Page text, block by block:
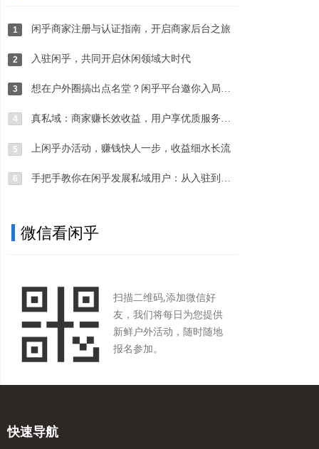
闲乎商家注册与认证指南，开启商家后台之旅
入驻闲乎，共同开启休闲领域大时代
想在户外圈搞出点名堂？闲乎平台邀你入局，早来早吃香
真私域：商家赚长效收益，用户享优质服务！闲乎如何实现双向共赢？
上闲乎办活动，赚钱快人一步，收益细水长流
手把手教你在闲乎发展私域用户：从入驻到用户管理的完整操作流程
1
3
2
4
5
6
微信看闲乎
扫描二维码,添加微信好
友，我们将每日为您提供
新鲜户外活动，随时随地
报名参加。
快速导航